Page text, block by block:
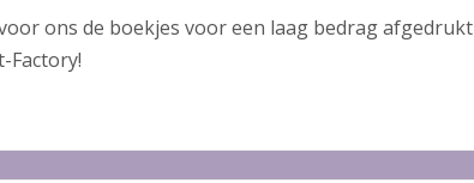
ons de boekjes voor een laag bedrag
Factory!